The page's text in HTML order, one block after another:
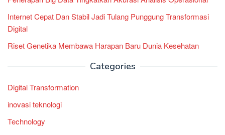
Internet Cepat Dan Stabil Jadi Tulang Punggung Transformasi
Digital
Riset Genetika Membawa Harapan Baru Dunia Kesehatan
Categories
Digital Transformation
inovasi teknologi
Technology